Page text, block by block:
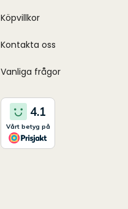
Köpvillkor
Kontakta oss
Vanliga frågor